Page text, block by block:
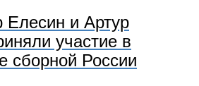
Елесин и Артур
участие в
сборной России